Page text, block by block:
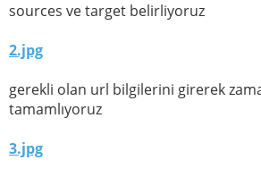
sources ve target belirliyoruz
2.jpg
gerekli olan url bilgilerini girerek
tamamlıyoruz
3.jpg